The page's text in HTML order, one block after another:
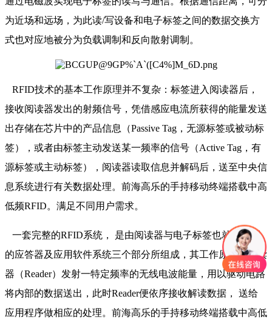
为近场和远场，为此读/写设备和电子标签之间的数据交换方
式也对应地被分为负载调制和反向散射调制。
RFID技术的基本工作原理并不复杂：标签进入阅读器后，
接收阅读器发出的射频信号，凭借感应电流所获得的能量发送
出存储在芯片中的产品信息（Passive Tag，无源标签或被动标
签），或者由标签主动发送某一频率的信号（Active Tag，有
源标签或主动标签），阅读器读取信息并解码后，送至中央信
息系统进行有关数据处理。前海高乐的手持移动终端搭载中高
低频RFID。满足不同用户需求。
一套完整的RFID系统， 是由阅读器与电子标签也就是所谓
的应答器及应用软件系统三个部分所组成，其工作原理是阅读
器（Reader）发射一特定频率的无线电波能量，用以驱动电路
将内部的数据送出，此时Reader便依序接收解读数据， 送给
应用程序做相应的处理。前海高乐的手持移动终端搭载中高低